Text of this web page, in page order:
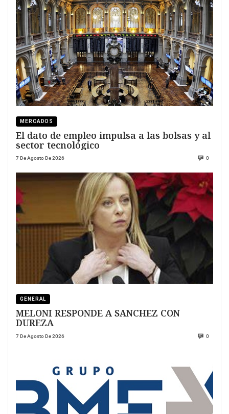
MERCADOS
El dato de empleo impulsa a las bolsas y al
sector tecnológico
7 De Agosto De 2026 0
GENERAL
MELONI RESPONDE A SANCHEZ CON
DUREZA
7 De Agosto De 2026 0